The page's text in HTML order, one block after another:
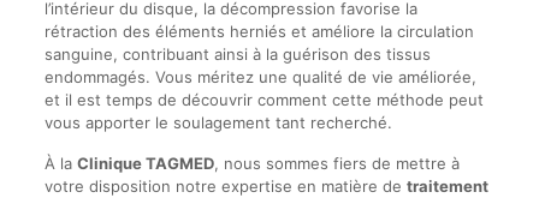
l’intérieur du disque, la décompression favorise la
rétraction des éléments herniés et améliore la circulation
sanguine, contribuant ainsi à la guérison des tissus
endommagés. Vous méritez une qualité de vie améliorée,
et il est temps de découvrir comment cette méthode peut
vous apporter le soulagement tant recherché.
À la Clinique TAGMED, nous sommes fiers de mettre à
votre disposition notre expertise en matière de traitement